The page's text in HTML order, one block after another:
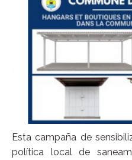
Esta campaña de
política local de